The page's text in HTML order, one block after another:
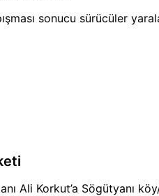
sonucu sürücüler
Ali Korkut’a Sögütyanı